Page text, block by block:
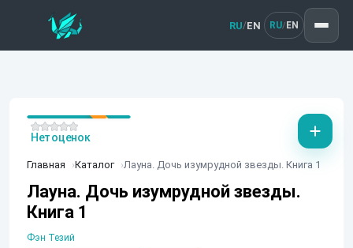
RU/EN RU/ EN
Главная Каталог Лауна. Дочь изумрудной звезды. Книга 1
Лауна. Дочь изумрудной звезды.
Книга 1
Фэн Тезий
Нет оценок